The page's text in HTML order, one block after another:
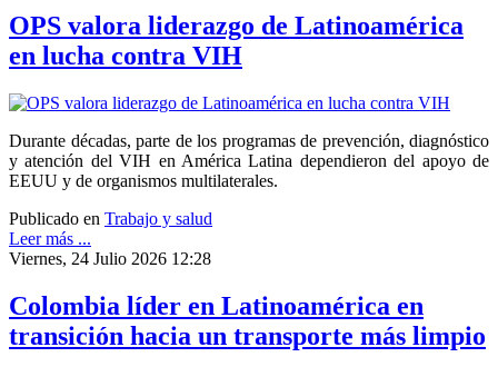
OPS valora liderazgo de Latinoamérica
en lucha contra VIH
Durante décadas, parte de los programas de prevención, diagnóstico
y atención del VIH en América Latina dependieron del apoyo de
EEUU y de organismos multilaterales.
Publicado en Trabajo y salud
Leer más ...
Viernes, 24 Julio 2026 12:28
Colombia líder en Latinoamérica en
transición hacia un transporte más limpio